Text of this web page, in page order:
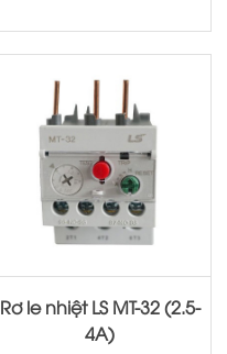
Rơ le nhiệt LS MT-32 (2.5-
4A)